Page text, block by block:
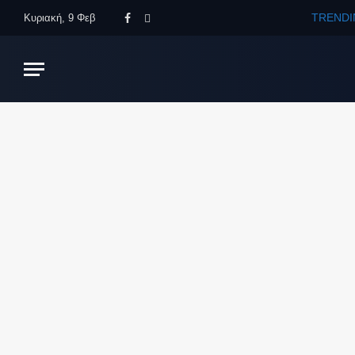
Κυριακή, 9 Φεβ
Facebook
X